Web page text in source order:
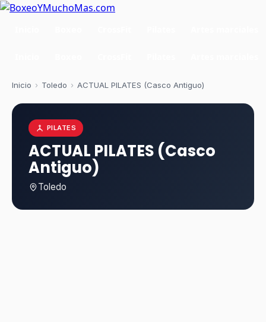
Inicio › Toledo › ACTUAL PILATES (Casco Antiguo)
PILATES
ACTUAL PILATES (Casco
Antiguo)
Toledo